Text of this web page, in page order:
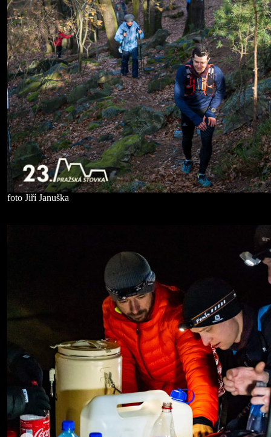
foto Jiří Januška